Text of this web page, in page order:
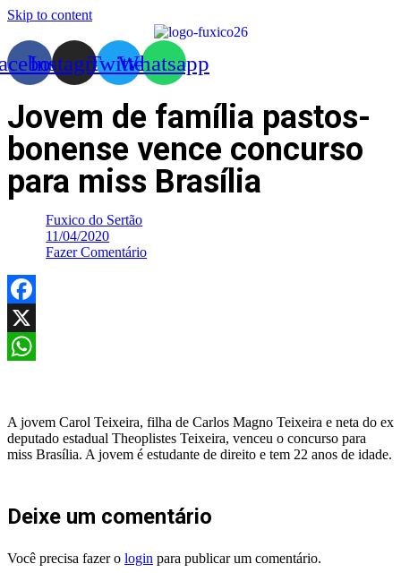
Skip to content
InstagramTwitterWhatsapp
Jovem de família pastos-
bonense vence concurso
para miss Brasília
Fuxico do Sertão
11/04/2020
Fazer Comentário
Facebook
X
A jovem Carol Teixeira, filha de Carlos Magno Teixeira e neta do ex
deputado estadual Theoplistes Teixeira, venceu o concurso para
miss Brasília. A jovem é estudante de direito e tem 22 anos de idade.
Deixe um comentário
Você precisa fazer o login para publicar um comentário.